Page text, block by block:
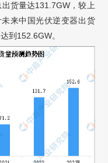
货量达131.7GW，较上
来中国光伏逆变器出货
到152.6GW。